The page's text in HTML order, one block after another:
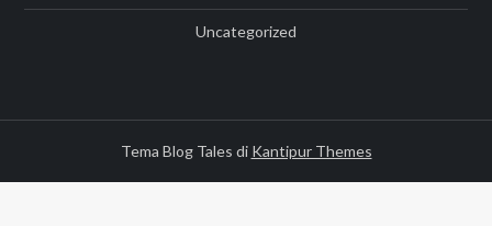
Uncategorized
Tema Blog Tales di Kantipur Themes